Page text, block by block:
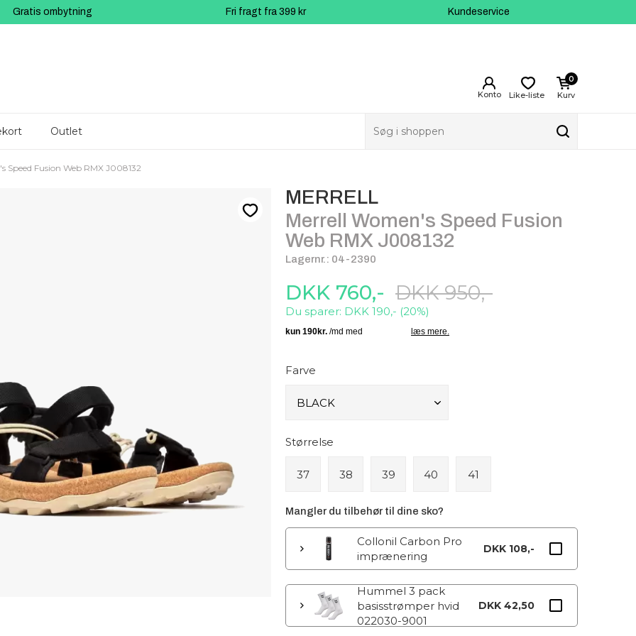
Gratis ombytning Fri fragt fra 399 kr Kundeservice
Kurv
0
Like-liste
Outlet
Speed Fusion Web RMX J008132
MERRELL
Merrell Women's Speed Fusion
Web RMX J008132
Lagernr.: 04-2390
DKK 950,-
Du sparer: DKK 190,- (20%)
DKK 760,-
Farve
Størrelse
37 38 39 40 41
Mangler du tilbehør til dine sko?
Collonil Carbon Pro
imprænering
DKK 108,-
Hummel 3 pack
basisstrømper hvid
022030-9001
DKK 42,50